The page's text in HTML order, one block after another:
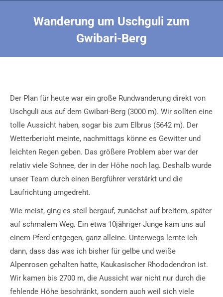
Wanderung um Uschguli zum
Gwibari-Berg
Der Plan für heute war ein große Rundwanderung direkt von
Uschguli aus auf dem Gwibari-Berg (3000 m). Wir sollten eine
tolle Aussicht haben, sogar bis zum Elbrus (5642 m). Der
Wetterbericht meinte, nachmittags könne es Gewitter und
leichten Regen geben. Das größere Problem aber war der
relativ viele Schnee, der in der Höhe noch lag. Deshalb wurde
unser Team durch einen Bergführer verstärkt und die
Laufrichtung umgedreht.
Wie meist, ging es steil bergauf, zunächst auf breitem, später
auf schmalem Weg. Ein etwa 10jähriger Junge kam uns auf
einem Pferd entgegen, ganz alleine. Unterwegs lernte ich
dann, dass das was ich bisher für gelbe und weiße
Alpenrosen gehalten hatte, Kaukasischer Rhododendron ist.
Wir kamen bis 2700 m, die Aussicht war nicht nur durch die
fehlende Höhe beschränkt, sondern auch weil sich viele